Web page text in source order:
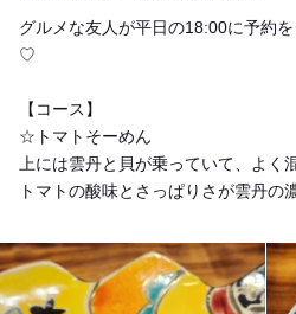
グルメな友人が平日の18:00に予約
♡
【コース】
☆トマトそーめん
上には雲丹と貝が乗っていて、よく
トマトの酸味とさっぱりさが雲丹の